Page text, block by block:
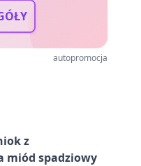
autopromocja
z
miód spadziowy